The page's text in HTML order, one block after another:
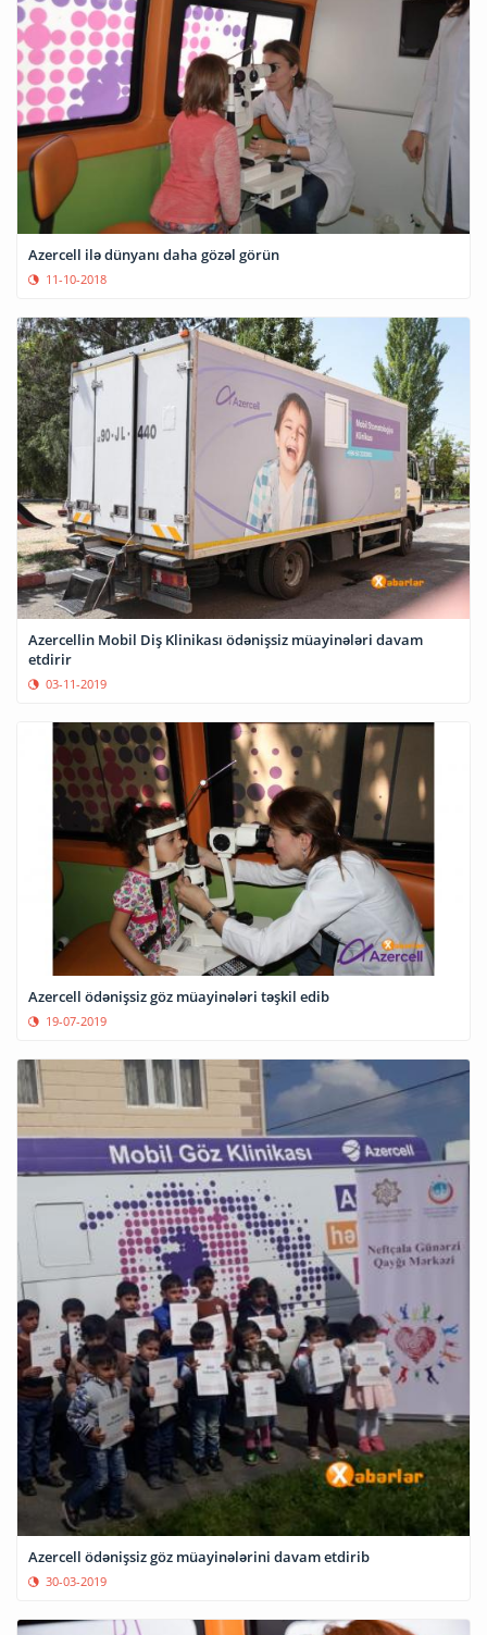
Azercell ilə dünyanı daha gözəl görün
11-10-2018
Azercellin Mobil Diş Klinikası ödənişsiz müayinələri davam
etdirir
03-11-2019
Azercell ödənişsiz göz müayinələri təşkil edib
19-07-2019
Azercell ödənişsiz göz müayinələrini davam etdirib
30-03-2019